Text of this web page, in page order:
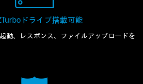
ドライブ搭載可能
動、レスポンス、ファイルアップロードを